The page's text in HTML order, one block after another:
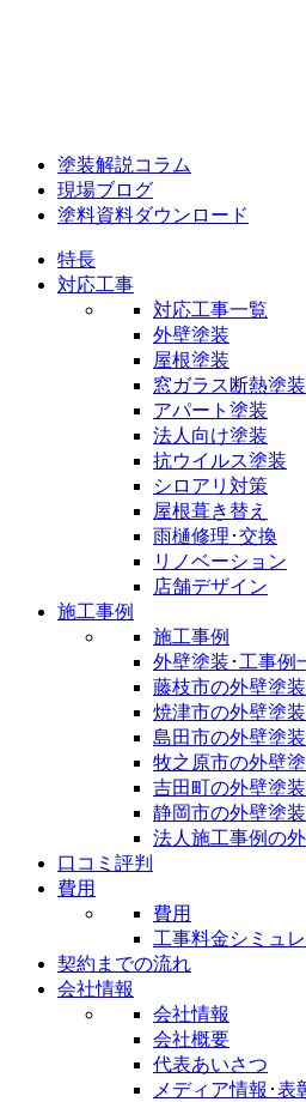
塗装解説コラム
現場ブログ
塗料資料ダウンロード
特長
対応工事
対応工事一覧
外壁塗装
屋根塗装
窓ガラス断熱塗装
アパート塗装
法人向け塗装
抗ウイルス塗装
シロアリ対策
屋根葺き替え
雨樋修理･交換
リノベーション
店舗デザイン
施工事例
施工事例
外壁塗装･工事例
藤枝市の外壁塗
焼津市の外壁塗
島田市の外壁塗
牧之原市の外壁
吉田町の外壁塗
静岡市の外壁塗
法人施工事例の
口コミ評判
費用
費用
工事料金シミュ
契約までの流れ
会社情報
会社情報
会社概要
代表あいさつ
メディア情報･表